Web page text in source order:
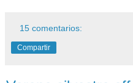
15 comentarios:
Compartir